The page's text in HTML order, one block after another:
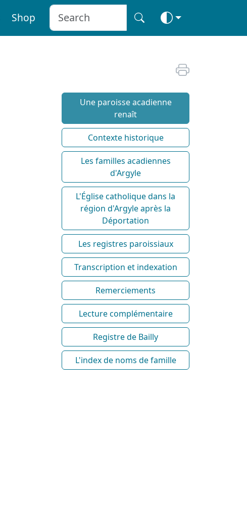
Shop
Une paroisse acadienne
renaît
Contexte historique
Les familles acadiennes
d'Argyle
L'Église catholique dans la
région d'Argyle après la
Déportation
Les registres paroissiaux
Transcription et indexation
Remerciements
Lecture complémentaire
Registre de Bailly
L'index de noms de famille